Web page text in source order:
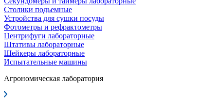
Столики подьемные
Устройства для сушки посуды
Фотометры и рефрактометры
Центрифуги лабораторные
Штативы лабораторные
Шейкеры лабораторные
Испытательные машины
Агрономическая лаборатория